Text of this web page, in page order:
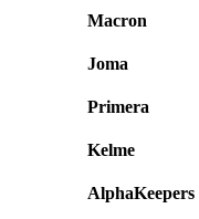
Macron
Joma
Primera
Kelme
AlphaKeepers